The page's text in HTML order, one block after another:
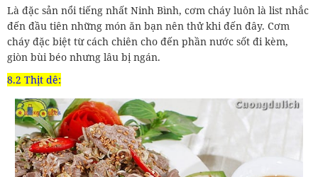
Là đặc sản nổi tiếng nhất Ninh Bình, cơm cháy luôn là list nhắc
đến đầu tiên những món ăn bạn nên thử khi đến đây. Cơm
cháy đặc biệt từ cách chiên cho đến phần nước sốt đi kèm,
giòn bùi béo nhưng lâu bị ngán.
8.2 Thịt dê: